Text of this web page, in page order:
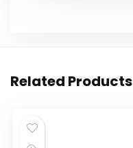
Related Products